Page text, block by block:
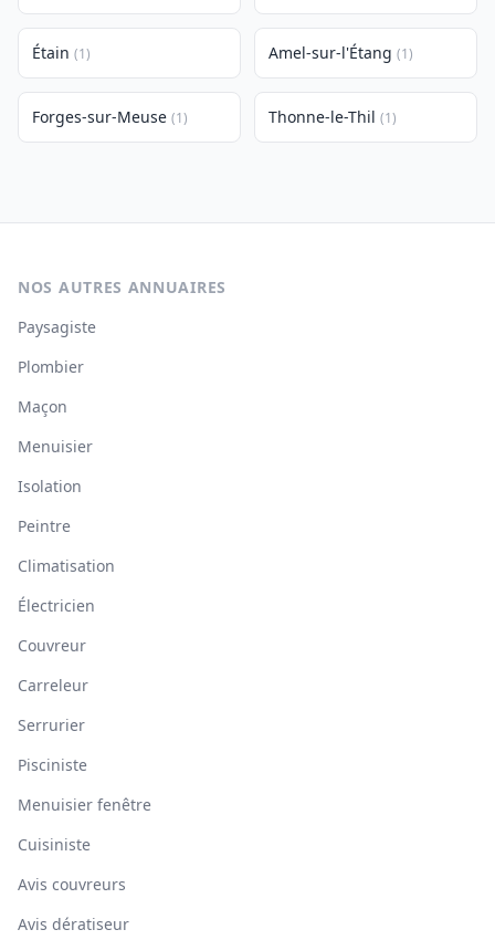
Étain (1) Amel-sur-l'Étang (1)
Forges-sur-Meuse (1) Thonne-le-Thil (1)
NOS AUTRES ANNUAIRES
Paysagiste
Plombier
Maçon
Menuisier
Isolation
Peintre
Climatisation
Électricien
Couvreur
Carreleur
Serrurier
Pisciniste
Menuisier fenêtre
Cuisiniste
Avis couvreurs
Avis dératiseur